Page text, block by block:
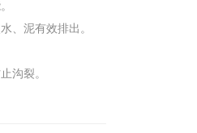
、泥有效排出。
沟裂。